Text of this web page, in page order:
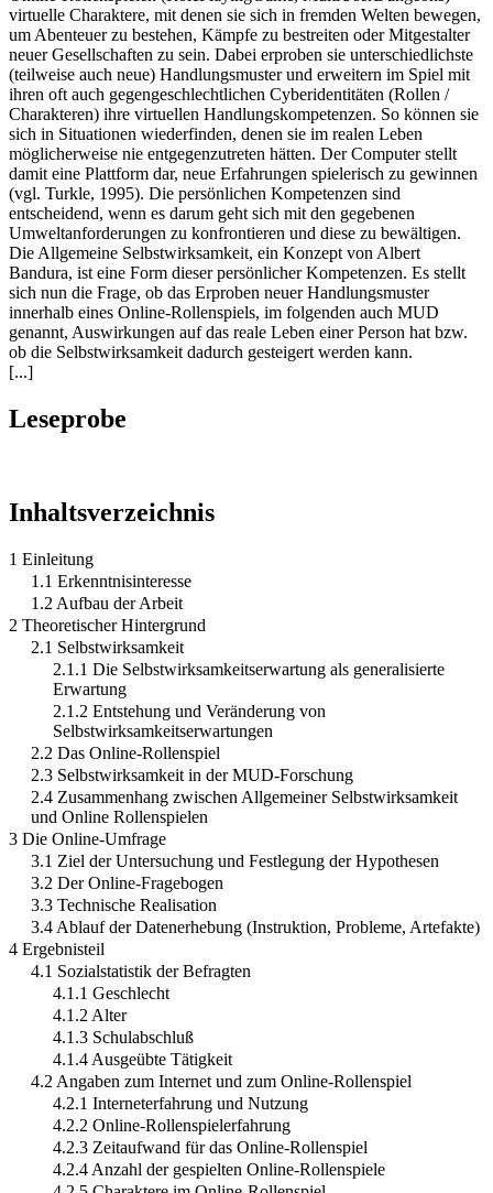
virtuelle Charaktere, mit denen sie sich in fremden Welten bewegen,
um Abenteuer zu bestehen, Kämpfe zu bestreiten oder Mitgestalter
neuer Gesellschaften zu sein. Dabei erproben sie unterschiedlichste
(teilweise auch neue) Handlungsmuster und erweitern im Spiel mit
ihren oft auch gegengeschlechtlichen Cyberidentitäten (Rollen /
Charakteren) ihre virtuellen Handlungskompetenzen. So können sie
sich in Situationen wiederfinden, denen sie im realen Leben
möglicherweise nie entgegenzutreten hätten. Der Computer stellt
damit eine Plattform dar, neue Erfahrungen spielerisch zu gewinnen
(vgl. Turkle, 1995). Die persönlichen Kompetenzen sind
entscheidend, wenn es darum geht sich mit den gegebenen
Umweltanforderungen zu konfrontieren und diese zu bewältigen.
Die Allgemeine Selbstwirksamkeit, ein Konzept von Albert
Bandura, ist eine Form dieser persönlicher Kompetenzen. Es stellt
sich nun die Frage, ob das Erproben neuer Handlungsmuster
innerhalb eines Online-Rollenspiels, im folgenden auch MUD
genannt, Auswirkungen auf das reale Leben einer Person hat bzw.
ob die Selbstwirksamkeit dadurch gesteigert werden kann.
[...]
Leseprobe
Inhaltsverzeichnis
1 Einleitung
1.1 Erkenntnisinteresse
1.2 Aufbau der Arbeit
2 Theoretischer Hintergrund
2.1 Selbstwirksamkeit
2.1.1 Die Selbstwirksamkeitserwartung als generalisierte
Erwartung
2.1.2 Entstehung und Veränderung von
Selbstwirksamkeitserwartungen
2.2 Das Online-Rollenspiel
2.3 Selbstwirksamkeit in der MUD-Forschung
2.4 Zusammenhang zwischen Allgemeiner Selbstwirksamkeit
und Online Rollenspielen
3 Die Online-Umfrage
3.1 Ziel der Untersuchung und Festlegung der Hypothesen
3.2 Der Online-Fragebogen
3.3 Technische Realisation
3.4 Ablauf der Datenerhebung (Instruktion, Probleme, Artefakte)
4 Ergebnisteil
4.1 Sozialstatistik der Befragten
4.1.1 Geschlecht
4.1.2 Alter
4.1.3 Schulabschluß
4.1.4 Ausgeübte Tätigkeit
4.2 Angaben zum Internet und zum Online-Rollenspiel
4.2.1 Interneterfahrung und Nutzung
4.2.2 Online-Rollenspielerfahrung
4.2.3 Zeitaufwand für das Online-Rollenspiel
4.2.4 Anzahl der gespielten Online-Rollenspiele